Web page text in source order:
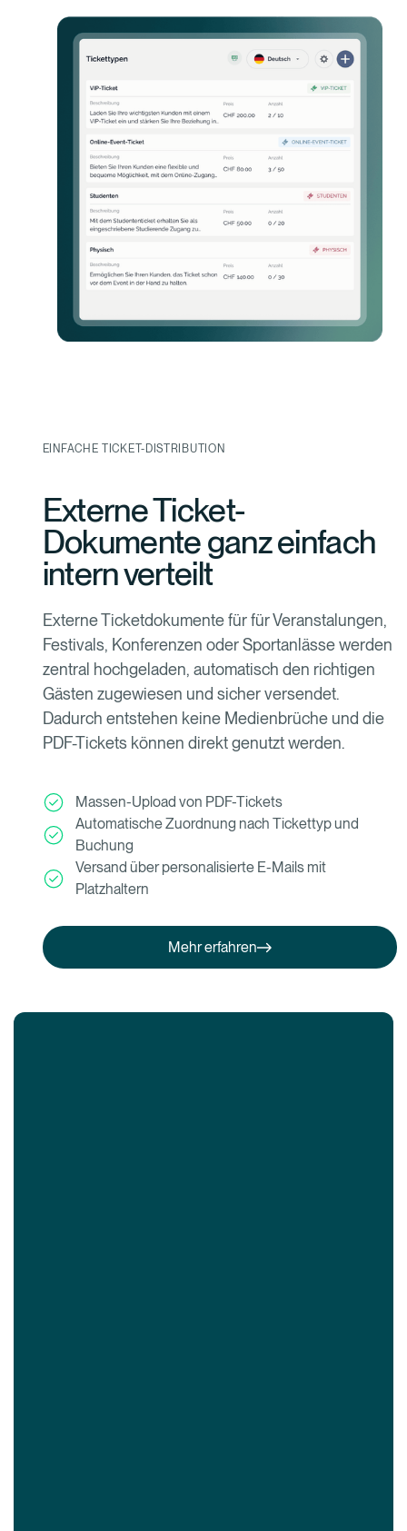
EINFACHE TICKET-DISTRIBUTION
Externe Ticket-
Dokumente ganz einfach
intern verteilt
Externe Ticketdokumente für für Veranstalungen,
Festivals, Konferenzen oder Sportanlässe werden
zentral hochgeladen, automatisch den richtigen
Gästen zugewiesen und sicher versendet.
Dadurch entstehen keine Medienbrüche und die
PDF-Tickets können direkt genutzt werden.
Massen-Upload von PDF-Tickets
Automatische Zuordnung nach Tickettyp und
Buchung
Versand über personalisierte E-Mails mit
Platzhaltern
Mehr erfahren